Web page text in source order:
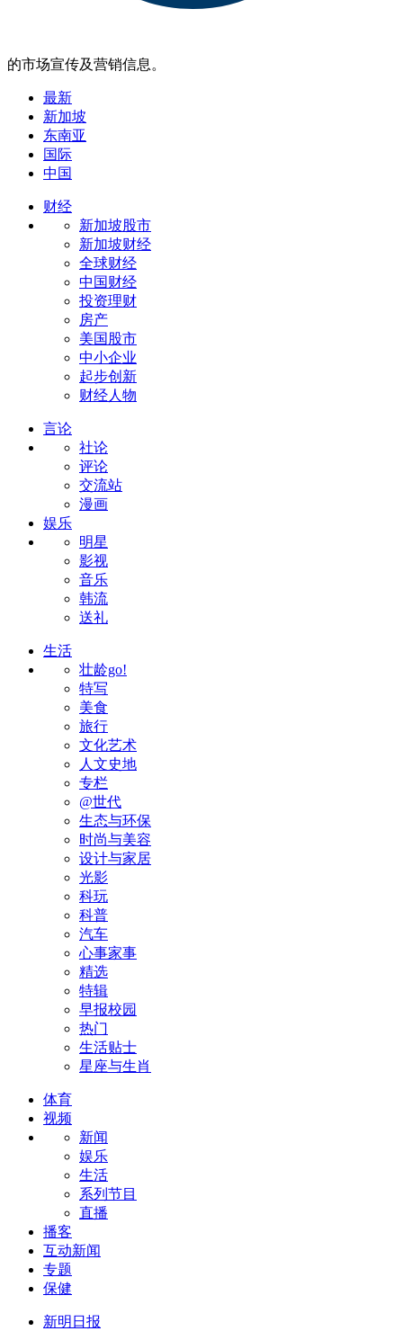
的市场宣传及营销信息。
最新
新加坡
东南亚
国际
中国
财经
新加坡股市
新加坡财经
全球财经
中国财经
投资理财
房产
美国股市
中小企业
起步创新
财经人物
言论
社论
评论
交流站
漫画
娱乐
明星
影视
音乐
韩流
送礼
生活
壮龄go!
特写
美食
旅行
文化艺术
人文史地
专栏
@世代
生态与环保
时尚与美容
设计与家居
光影
科玩
科普
汽车
心事家事
精选
特辑
早报校园
热门
生活贴士
星座与生肖
体育
视频
新闻
娱乐
生活
系列节目
直播
播客
互动新闻
专题
保健
新明日报